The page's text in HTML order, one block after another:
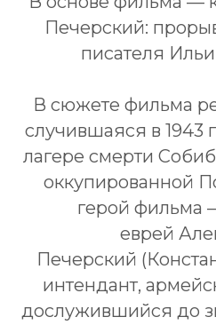
Печерский:
писателя
В сюжете фильма
случившаяся в 1943
лагере смерти
оккупированной
герой фильма
еврей
Печерский
интендант,
дослужившийся до